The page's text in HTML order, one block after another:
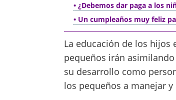
• ¿Debemos dar paga a los
• Un cumpleaños muy feliz
La educación de los hijos
pequeños irán
su desarrollo como
los pequeños a manejar